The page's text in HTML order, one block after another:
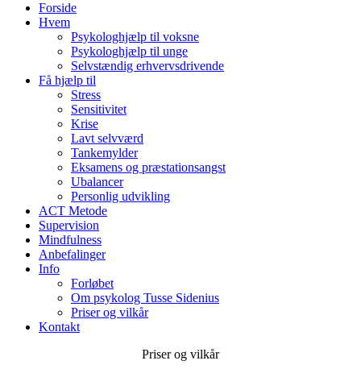
Forside
Hvem
Psykologhjælp til voksne
Psykologhjælp til unge
Selvstændig erhvervsdrivende
Få hjælp til
Stress
Sensitivitet
Krise
Lavt selvværd
Tankemylder
Eksamens og præstationsangst
Ubalancer
Personlig udvikling
ACT Metode
Supervision
Mindfulness
Anbefalinger
Info
Forløbet
Om psykolog Tusse Sidenius
Priser og vilkår
Kontakt
Priser og vilkår